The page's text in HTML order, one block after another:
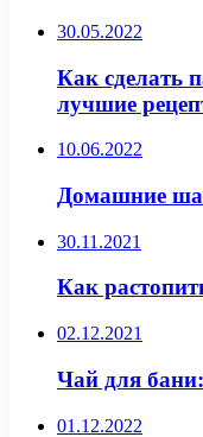
30.05.2022
Как сделать
лучшие
10.06.2022
Домашние
30.11.2021
Как
02.12.2021
Чай для
01.12.2022